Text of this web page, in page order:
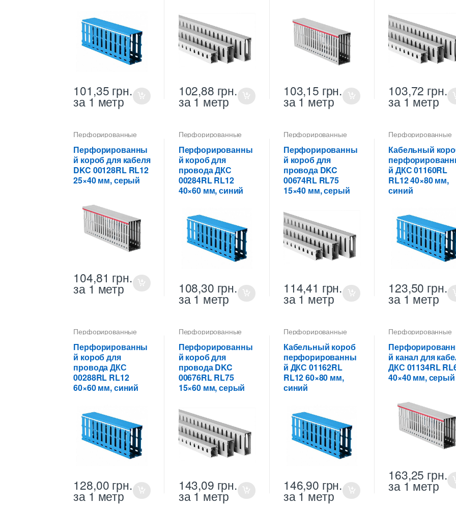
101,35 грн.
за 1 метр
102,88 грн.
за 1 метр
103,15 грн.
за 1 метр
103,72 грн.
за 1 метр
Перфорированные
кабель-каналы ПВХ
Перфорированны
й короб для кабеля
DKC 00128RL RL12
25×40 мм, серый
104,81 грн.
за 1 метр
Перфорированные
кабель-каналы ПВХ
Перфорированны
й короб для
провода ДКС
00284RL RL12
40×60 мм, синий
108,30 грн.
за 1 метр
Перфорированные
кабель-каналы ПВХ
Перфорированны
й короб для
провода DKC
00674RL RL75
15×40 мм, серый
114,41 грн.
за 1 метр
Перфорированные
кабель-каналы ПВХ
Кабельный
й ДКС 01160RL
RL12 40×80 мм,
синий
123,50 грн.
за 1 метр
Перфорированные
кабель-каналы ПВХ
Перфорированны
й короб для
провода ДКС
00288RL RL12
60×60 мм, синий
128,00 грн.
за 1 метр
Перфорированные
кабель-каналы ПВХ
Перфорированны
й короб для
провода DKC
00676RL RL75
15×60 мм, серый
143,09 грн.
за 1 метр
Перфорированные
кабель-каналы ПВХ
Кабельный короб
перфорированны
й ДКС 01162RL
RL12 60×80 мм,
синий
146,90 грн.
за 1 метр
Перфорированные
кабель-каналы ПВХ
й канал для
ДКС 01134RL
40×40 мм, серый
163,25 грн.
за 1 метр